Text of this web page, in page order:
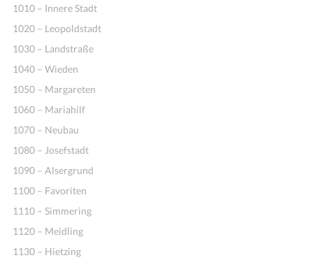
1010 – Innere Stadt
1020 – Leopoldstadt
1030 – Landstraße
1040 – Wieden
1050 – Margareten
1060 – Mariahilf
1070 – Neubau
1080 – Josefstadt
1090 – Alsergrund
1100 – Favoriten
1110 – Simmering
1120 – Meidling
1130 – Hietzing